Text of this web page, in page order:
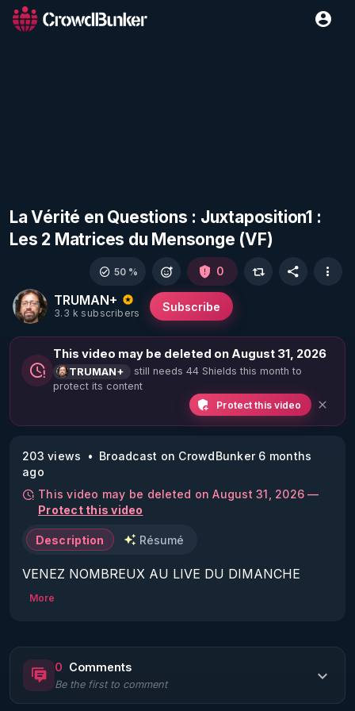
La Vérité en Questions : Juxtaposition1 :
Les 2 Matrices du Mensonge (VF)
TRUMAN+
3.3 k subscribers
Subscribe
50 % 0
This video may be deleted on August 31, 2026
TRUMAN+
still needs 44 Shields this month to
protect its content
Protect this video
203 views
Broadcast on CrowdBunker 6 months
ago
This video may be deleted on August 31, 2026 —
Protect this video
Description Résumé
VENEZ NOMBREUX AU LIVE DU DIMANCHE
25/01/26 À 20H :
Juxtaposition1, Urban (Josh).
Sujet :
Les 2 Matrices du Mensonge (avec sous titres en
français).
More
0 Comments
Be the first to comment